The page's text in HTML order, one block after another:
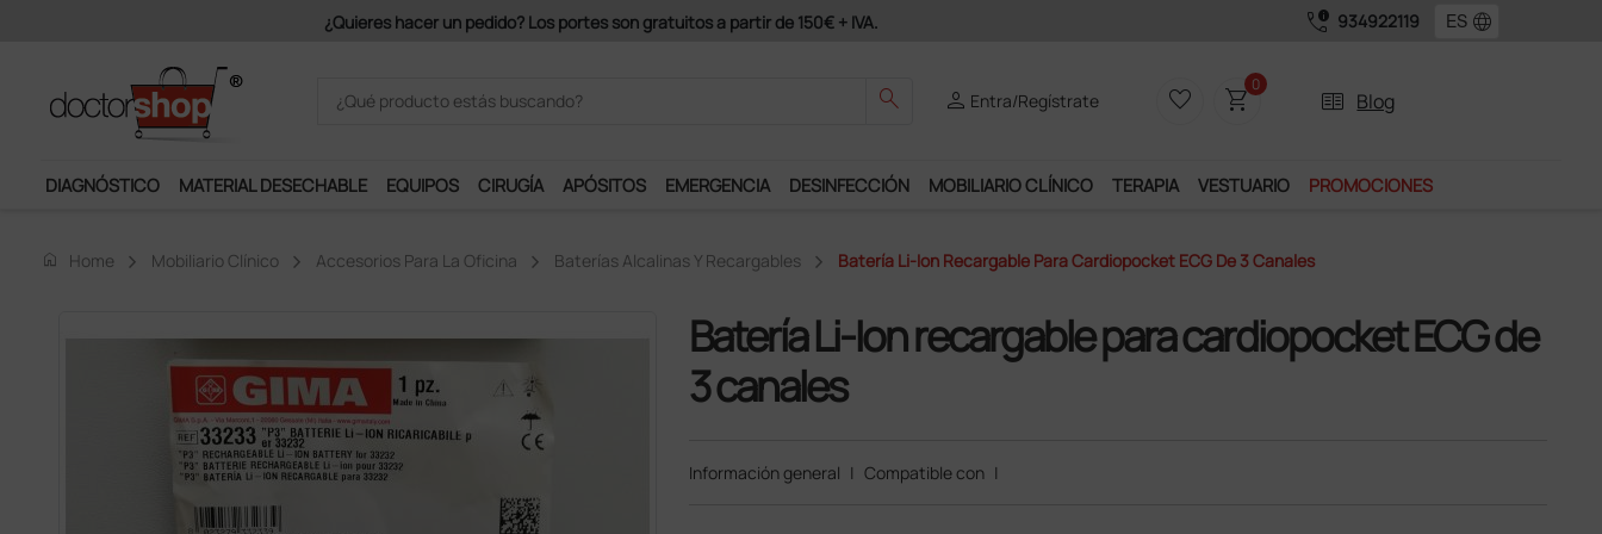
¿Quieres hacer un pedido? Los portes son gratuitos a partir de 150€ + IVA. Únete al
call_quality 934922119 language
search person Entra/Regístrate favorite_border shopping_cart0
two_pager Blog
DIAGNÓSTICO MATERIAL DESECHABLE EQUIPOS CIRUGÍA APÓSITOS EMERGENCIA DESINFECCIÓN MOBILIARIO CLÍNICO TERAPIA VESTUARIO PROMOCIONES
home Home Mobiliario Clínico Accesorios Para La Oficina Baterías Alcalinas Y Recargables Batería Li-Ion Recargable Para Cardiopocket ECG De 3 Canales
Batería Li-Ion recargable para cardiopocket ECG de
3 canales
Información general | Compatible con |